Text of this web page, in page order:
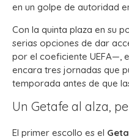
en un golpe de autoridad
Con la quinta plaza en su
serias opciones de dar
por el coeficiente UEFA—,
encara tres jornadas que
temporada antes de que
Un Getafe al alza,
El primer escollo es el